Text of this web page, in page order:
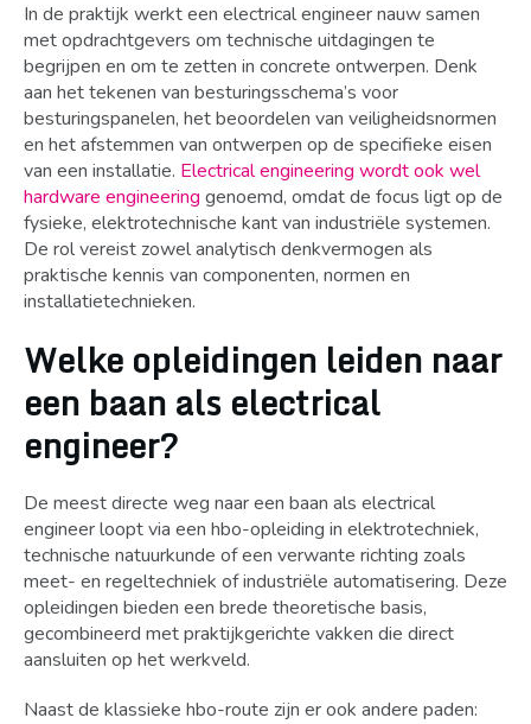
In de praktijk werkt een electrical engineer nauw samen
met opdrachtgevers om technische uitdagingen te
begrijpen en om te zetten in concrete ontwerpen. Denk
aan het tekenen van besturingsschema’s voor
besturingspanelen, het beoordelen van veiligheidsnormen
en het afstemmen van ontwerpen op de specifieke eisen
van een installatie. Electrical engineering wordt ook wel
hardware engineering genoemd, omdat de focus ligt op de
fysieke, elektrotechnische kant van industriële systemen.
De rol vereist zowel analytisch denkvermogen als
praktische kennis van componenten, normen en
installatietechnieken.
Welke opleidingen leiden naar
een baan als electrical
engineer?
De meest directe weg naar een baan als electrical
engineer loopt via een hbo-opleiding in elektrotechniek,
technische natuurkunde of een verwante richting zoals
meet- en regeltechniek of industriële automatisering. Deze
opleidingen bieden een brede theoretische basis,
gecombineerd met praktijkgerichte vakken die direct
aansluiten op het werkveld.
Naast de klassieke hbo-route zijn er ook andere paden: